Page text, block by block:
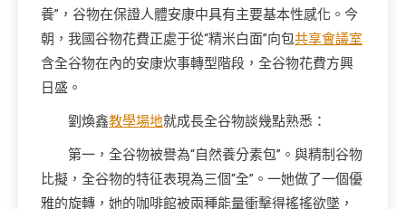
養”，谷物在保證人體安康中具有主要基本性感化。今
朝，我國谷物花費正處于從“精米白面”向包共享會議室
含全谷物在內的安康炊事轉型階段，全谷物花費方興
日盛。
劉煥鑫教學場地就成長全谷物談幾點熟悉：
第一，全谷物被譽為“自然養分素包”。與精制谷物
比擬，全谷物的特征表現為三個“全”。一她做了一個優
雅的旋轉，她的咖啡館被兩種能量衝擊得搖搖欲墜，